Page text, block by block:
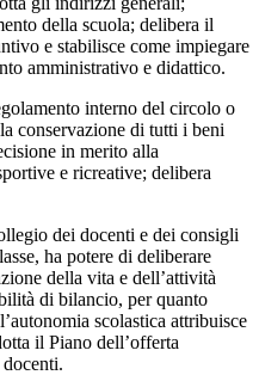
della scuola; delibera il
e stabilisce come impiegare
amministrativo e didattico.
interno del circolo o
conservazione di tutti i beni
in merito alla
e ricreative; delibera
dei docenti e dei consigli
ha potere di deliberare
della vita e dell’attività
di bilancio, per quanto
scolastica attribuisce
il Piano dell’offerta